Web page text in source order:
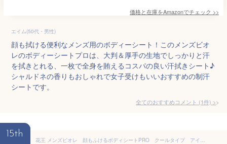
価格と在庫をAmazonでチェック >>
エイム(50代・男性)
顔も拭ける便利なメンズ用のボディーシート！このメンズビオ
レのボディーシートプロは、大判＆厚手の生地でしっかりと汗
を拭きとれる、一枚で全身を賄えるコスパの良い汗拭きシート♪
シャルドネの香りもおしゃれで女子受けもいいおすすめの制汗
シートです。
全てのおすすめコメント (1件) >
15th
花王 メンズビオレ 顔もふけるボディシートPRO クールタイプ アイスサボンの香り 282ml (26枚)